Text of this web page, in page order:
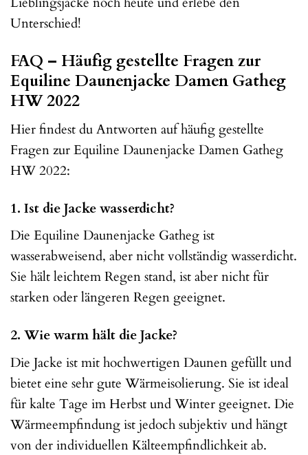
Unterschied!
FAQ – Häufig gestellte Fragen zur
Equiline Daunenjacke Damen Gatheg
HW 2022
Hier findest du Antworten auf häufig gestellte
Fragen zur Equiline Daunenjacke Damen Gatheg
HW 2022:
1. Ist die Jacke wasserdicht?
Die Equiline Daunenjacke Gatheg ist
wasserabweisend, aber nicht vollständig wasserdicht.
Sie hält leichtem Regen stand, ist aber nicht für
starken oder längeren Regen geeignet.
2. Wie warm hält die Jacke?
Die Jacke ist mit hochwertigen Daunen gefüllt und
bietet eine sehr gute Wärmeisolierung. Sie ist ideal
für kalte Tage im Herbst und Winter geeignet. Die
Wärmeempfindung ist jedoch subjektiv und hängt
von der individuellen Kälteempfindlichkeit ab.